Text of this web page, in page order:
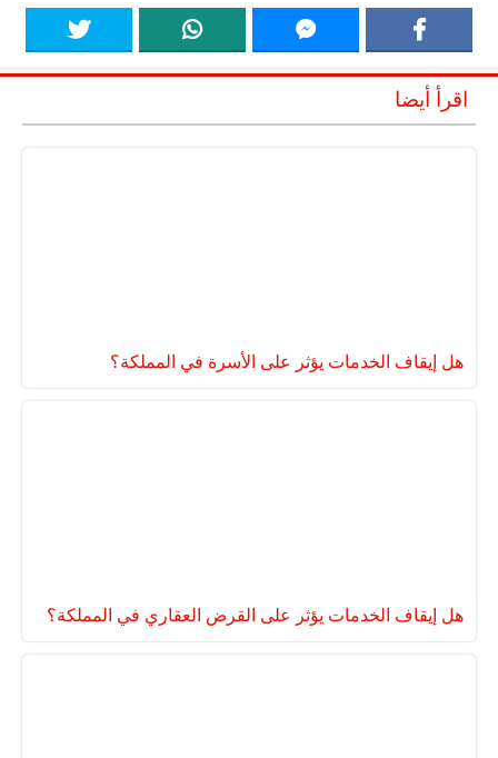
اقرأ أيضا
هل إيقاف الخدمات يؤثر على الأسرة في المملكة؟
هل إيقاف الخدمات يؤثر على القرض العقاري في المملكة؟